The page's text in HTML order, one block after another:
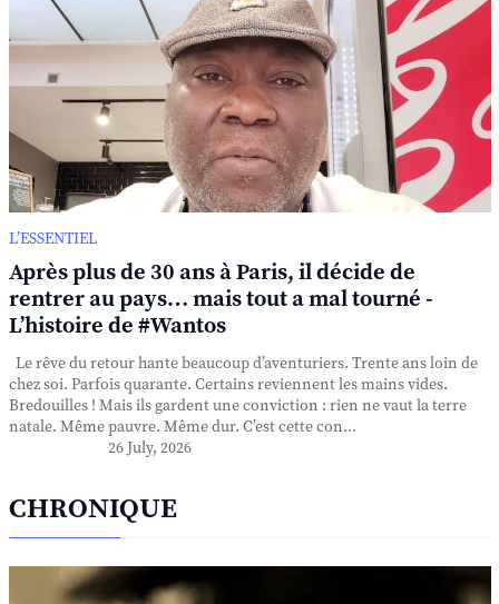
L’ESSENTIEL
Après plus de 30 ans à Paris, il décide de
rentrer au pays… mais tout a mal tourné -
L’histoire de #Wantos
Le rêve du retour hante beaucoup d’aventuriers. Trente ans loin de
chez soi. Parfois quarante. Certains reviennent les mains vides.
Bredouilles ! Mais ils gardent une conviction : rien ne vaut la terre
natale. Même pauvre. Même dur. C’est cette con...
26 July, 2026
CHRONIQUE